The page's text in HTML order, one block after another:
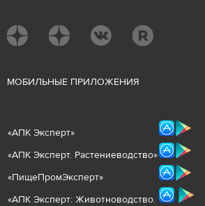
МОБИЛЬНЫЕ ПРИЛОЖЕНИЯ
«АПК Эксперт»
«АПК Эксперт. Растениеводство»
«ПищеПромЭксперт»
«АПК Эксперт: Животноводство.